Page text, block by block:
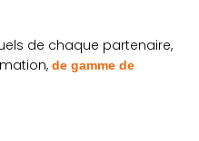
de chaque partenaire,
de gamme de